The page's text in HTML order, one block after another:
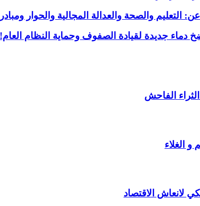
والصحة والعدالة المجالية والحوار
جديدة لقيادة الصفوف وحماية النظام العام!
الفاحش
الغلاء
لانعاش الاقتصاد